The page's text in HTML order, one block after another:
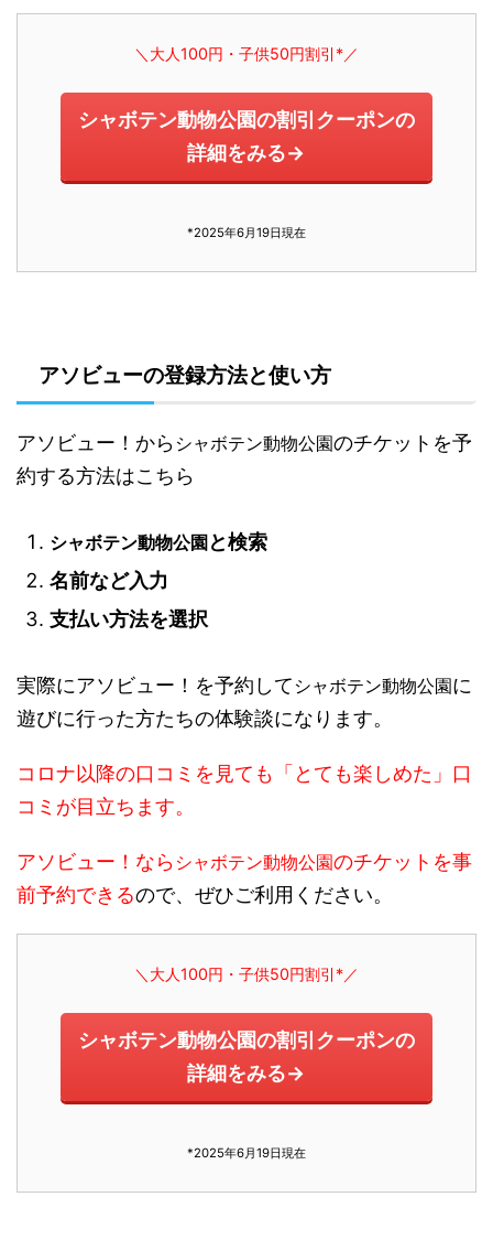
＼大人100円・子供50円割引*／
シャボテン動物公園の割引クーポンの
詳細をみる→
*2025年6月19日現在
アソビューの登録方法と使い方
アソビュー！から シャボテン動物公園のチケットを予
約する方法はこちら
シャボテン動物公園 と検索
名前など入力
支払い方法を選択
実際にアソビュー！を予約して シャボテン動物公園に
遊びに行った方たちの体験談になります。
コロナ以降の口コミを見ても「とても楽しめた」口
コミが目立ちます。
アソビュー！なら シャボテン動物公園のチケットを事
前予約できるので、ぜひご利用ください。
＼大人100円・子供50円割引*／
シャボテン動物公園の割引クーポンの
詳細をみる→
*2025年6月19日現在